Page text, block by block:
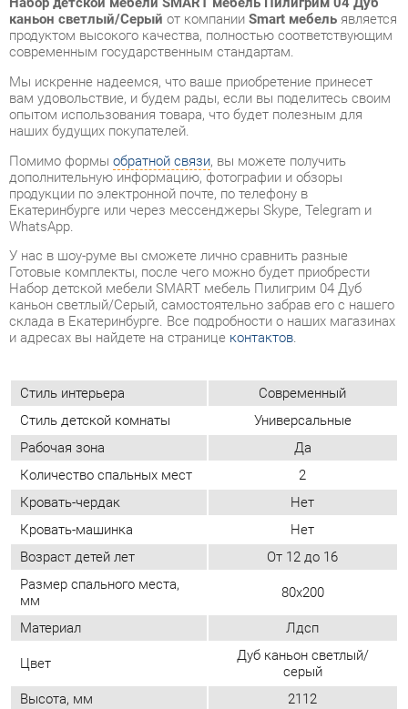
Мы искренне надеемся, что ваше приобретение принесет
вам удовольствие, и будем рады, если вы поделитесь своим
опытом использования товара, что будет полезным для
наших будущих покупателей.
Помимо формыобратной связи, вы можете получить
дополнительную информацию, фотографии и обзоры
продукции по электронной почте, по телефону в
Екатеринбурге или через мессенджеры Skype, Telegram и
У нас в шоу-руме вы сможете лично сравнить разные
Готовые комплекты, после чего можно будет приобрести
Набор детской мебели SMART мебель Пилигрим 04 Дуб
каньон светлый/Серый, самостоятельно забрав его с нашего
склада в Екатеринбурге. Все подробности о наших магазинах
и адресах вы найдете на страницеконтактов.
Стиль интерьера Современный
Стиль детской комнаты
Универсальные
Количество спальных мест
2
Кровать-чердак
Кровать-машинка
Нет
Возраст детей лет
От 12 до 16
Размер спального места,
мм
80х200
Материал Лдсп
Цвет
Дуб каньон светлый/
серый
Высота, мм
2112
Пока нет отзывов, поделитесь первым своим мнением.